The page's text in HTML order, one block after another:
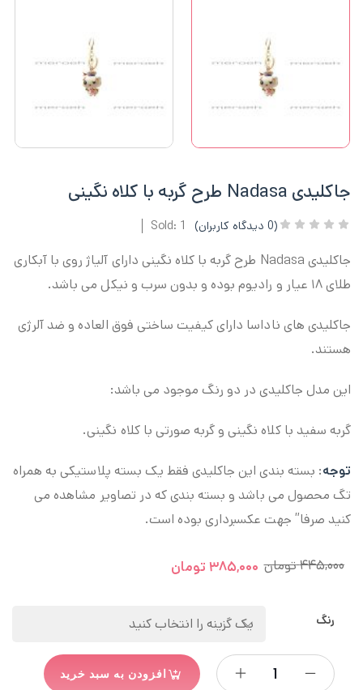
جاکلیدی Nadasa طرح گربه با کلاه نگینی
(
0 دیدگاه کاربران) Sold: 1
جاکلیدی Nadasa طرح گربه با کلاه نگینی دارای آلیاژ روی با آبکاری
طلای ۱۸ عیار و رادیوم بوده و بدون سرب و نیکل می باشد.
جاکلیدی های ناداسا دارای کیفیت ساختی فوق العاده و ضد آلرژی
هستند.
این مدل جاکلیدی در دو رنگ موجود می باشد:
گربه سفید با کلاه نگینی و گربه صورتی با کلاه نگینی.
توجه: بسته بندی این جاکلیدی فقط یک بسته پلاستیکی به همراه
تگ محصول می باشد و بسته بندی که در تصاویر مشاهده می
کنید صرفا” جهت عکسبرداری بوده است.
۴۴۵,۰۰۰تومان ۳۸۵,۰۰۰ تومان
رنگ
افزودن به سبد خرید